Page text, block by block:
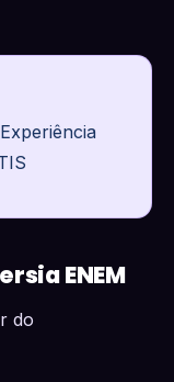
ENEM
do